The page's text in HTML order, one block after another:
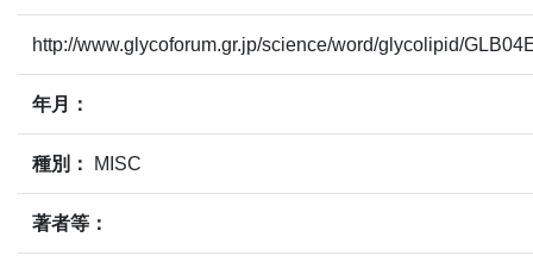
http://www.glycoforum.gr.jp/science/word/glycolipid/
年月：
種別： MISC
著者等：